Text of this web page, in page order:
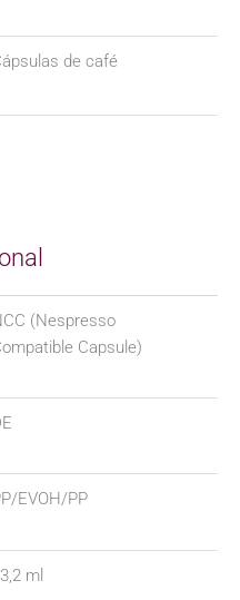
de café
(Nespresso
Capsule)
EVOH/PP
ml